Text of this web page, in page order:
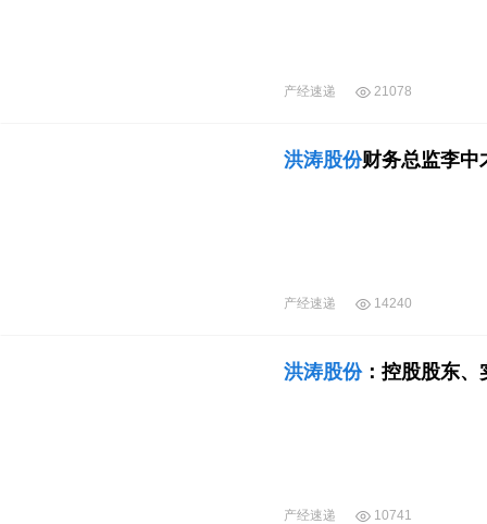
产经速递 21078
洪涛股份财务总监李中
产经速递 14240
洪涛股份：控股股东、
产经速递 10741